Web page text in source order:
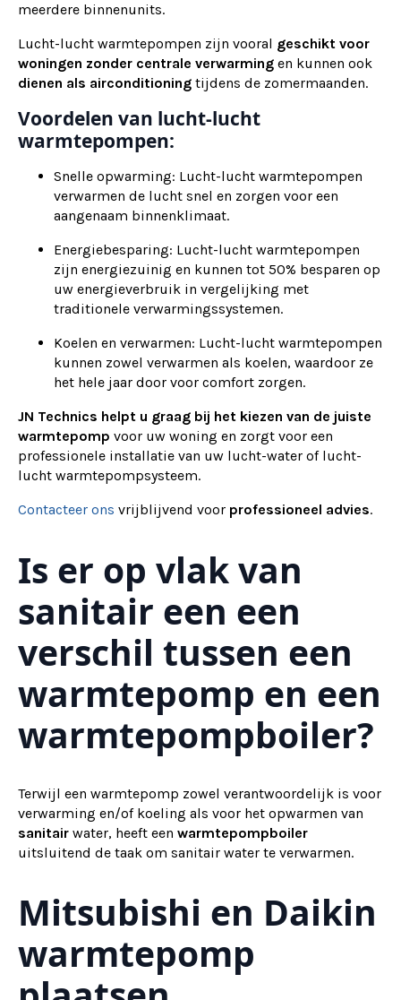
meerdere binnenunits.
Lucht-lucht warmtepompen zijn vooral geschikt voor
woningen zonder centrale verwarming en kunnen ook
dienen als airconditioning tijdens de zomermaanden.
Voordelen van lucht-lucht
warmtepompen:
Snelle opwarming: Lucht-lucht warmtepompen
verwarmen de lucht snel en zorgen voor een
aangenaam binnenklimaat.
Energiebesparing: Lucht-lucht warmtepompen
zijn energiezuinig en kunnen tot 50% besparen op
uw energieverbruik in vergelijking met
traditionele verwarmingssystemen.
Koelen en verwarmen: Lucht-lucht warmtepompen
kunnen zowel verwarmen als koelen, waardoor ze
het hele jaar door voor comfort zorgen.
JN Technics helpt u graag bij het kiezen van de juiste
warmtepomp voor uw woning en zorgt voor een
professionele installatie van uw lucht-water of lucht-
lucht warmtepompsysteem.
Contacteer ons vrijblijvend voor professioneel advies.
Is er op vlak van
sanitair een een
verschil tussen een
warmtepomp en een
warmtepompboiler?
Terwijl een warmtepomp zowel verantwoordelijk is voor
verwarming en/of koeling als voor het opwarmen van
sanitair water, heeft een warmtepompboiler
uitsluitend de taak om sanitair water te verwarmen.
Mitsubishi en Daikin
warmtepomp